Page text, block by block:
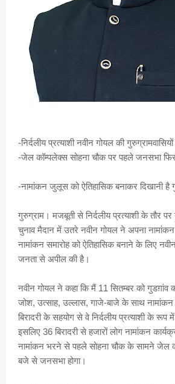
-निर्दलीय प्रत्याशी नवीन गोयल कीगुरुग्रामवासियों
-जेल कॉम्पलेक्स सोहना चौक पर पहले जनसभा
-नामांकन जुलूस को ऐतिहासिक बनाकर दिखानी है
गुरुग्राम। मजबूती से निर्दलीय प्रत्याशी के तौर
चुनाव मैदान में उतरे नवीन गोयल ने अपना
नामांकन समारोह को ऐतिहासिक बनाने के लिए
जनता से अपील की है।
नवीन गोयल ने कहा कि मैं 11 सितम्बर को गुडग़ांव
जोश, उत्साह, उल्लास, गाजे-बाजे के साथ
बिरादरी के सहयोग से वे निर्दलीय प्रत्याशी के रूप
इसलिए 36 बिरादरी से हजारों लोग नामांकन
नामांकन भरने से पहले सोहना चौक के सामने जेल
बजे से जनसभा होगा।